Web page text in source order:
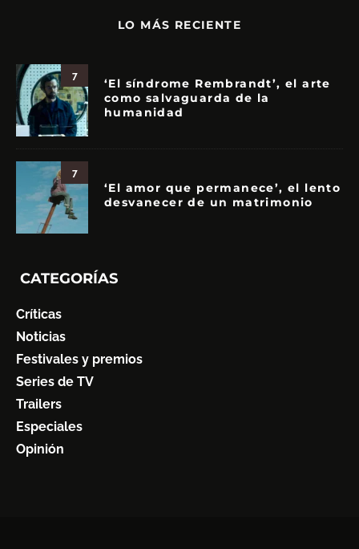
LO MÁS RECIENTE
7
‘El síndrome Rembrandt’, el arte
como salvaguarda de la
humanidad
7
‘El amor que permanece’, el lento
desvanecer de un matrimonio
CATEGORÍAS
Críticas
Noticias
Festivales y premios
Series de TV
Trailers
Especiales
Opinión